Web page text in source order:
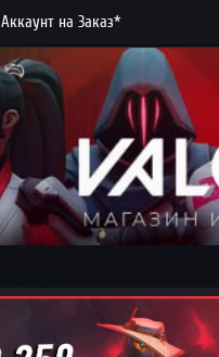
Аккаунт на Заказ*